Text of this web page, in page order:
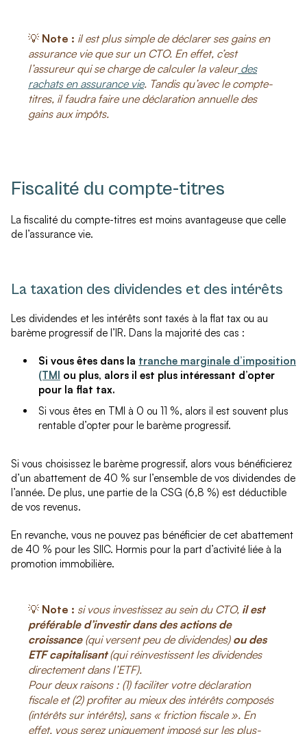
💡 Note : il est plus simple de déclarer ses gains en
assurance vie que sur un CTO. En effet, c’est
l’assureur qui se charge de calculer la valeurdes
rachats en assurance vie. Tandis qu’avec le compte-
titres, il faudra faire une déclaration annuelle des
gains aux impôts.
Fiscalité du compte-titres
La fiscalité du compte-titres est moins avantageuse que celle
de l’assurance vie.
La taxation des dividendes et des intérêts
Les dividendes et les intérêts sont taxés à la flat tax ou au
barème progressif de l’IR. Dans la majorité des cas :
Si vous êtes dans la tranche marginale d’imposition
(TMI ou plus, alors il est plus intéressant d’opter
pour la flat tax.
Si vous êtes en TMI à 0 ou 11 %, alors il est souvent plus
rentable d’opter pour le barème progressif.
Si vous choisissez le barème progressif, alors vous bénéficierez
d’un abattement de 40 % sur l’ensemble de vos dividendes de
l’année. De plus, une partie de la CSG (6,8 %) est déductible
de vos revenus.
En revanche, vous ne pouvez pas bénéficier de cet abattement
de 40 % pour les SIIC. Hormis pour la part d’activité liée à la
promotion immobilière.
💡 Note : si vous investissez au sein du CTO, il est
préférable d’investir dans des actions de
croissance (qui versent peu de dividendes)ou des
ETF capitalisant(qui réinvestissent les dividendes
directement dans l’ETF).
Pour deux raisons : (1) faciliter votre déclaration
fiscale et (2) profiter au mieux des intérêts composés
(intérêts sur intérêts), sans « friction fiscale ». En
effet, vous serez uniquement imposé sur les plus-